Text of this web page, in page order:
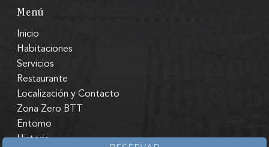
Menú
Inicio
Habitaciones
Servicios
Restaurante
Localización y Contacto
Zona Zero BTT
Entorno
Historia